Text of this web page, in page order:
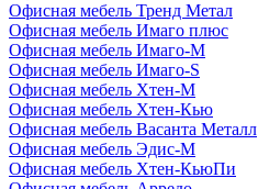
Офисная мебель Тренд Метал
Офисная мебель Имаго плюс
Офисная мебель Имаго-М
Офисная мебель Имаго-S
Офисная мебель Хтен-M
Офисная мебель Хтен-Кью
Офисная мебель Васанта Металл
Офисная мебель Эдис-M
Офисная мебель Хтен-КьюПи